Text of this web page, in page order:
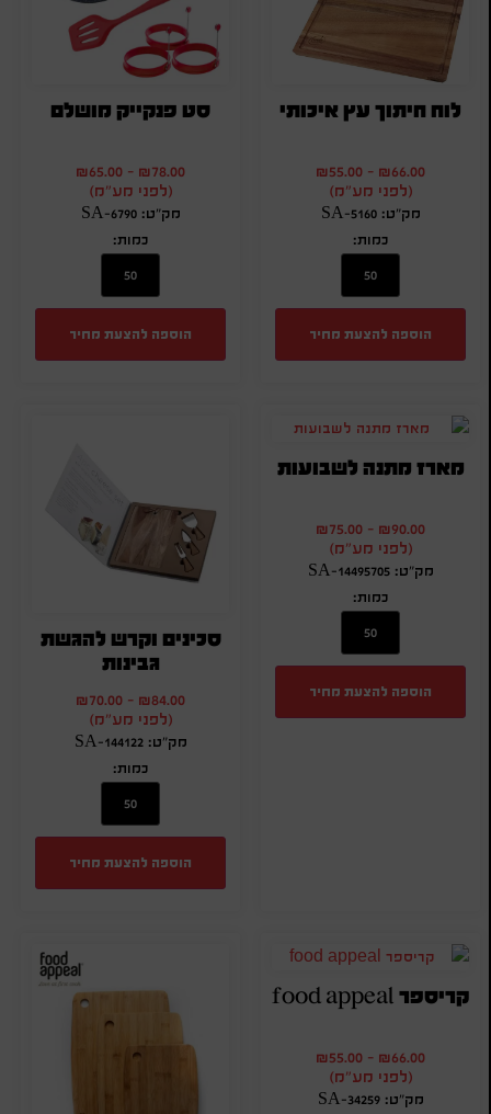
לוח חיתוך עץ איכותי
₪66.00
-
₪55.00
(לפני מע"מ)
מק"ט: SA-5160
כמות:
הוספה להצעת מחיר
סט פנקייק מושלם
₪78.00
-
₪65.00
(לפני מע"מ)
מק"ט: SA-6790
כמות:
הוספה להצעת מחיר
מארז מתנה לשבועות
₪90.00
-
₪75.00
(לפני מע"מ)
מק"ט: SA-14495705
כמות:
הוספה להצעת מחיר
סכינים וקרש להגשת
גבינות
₪84.00
-
₪70.00
(לפני מע"מ)
מק"ט: SA-144122
כמות:
הוספה להצעת מחיר
קריספר food appeal
₪66.00
-
₪55.00
(לפני מע"מ)
מק"ט: SA-34259